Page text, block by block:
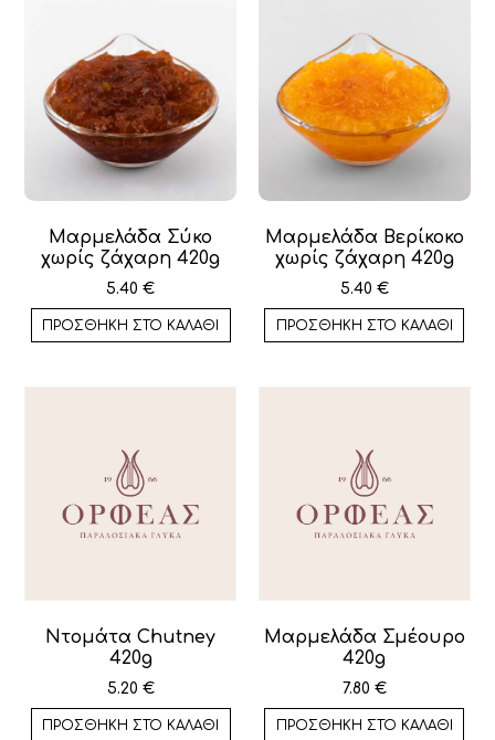
Μαρμελάδα Σύκο
χωρίς ζάχαρη 420g
5.40€
ΠΡΟΣΘΉΚΗ ΣΤΟ ΚΑΛΆΘΙ
Μαρμελάδα Βερίκοκο
χωρίς ζάχαρη 420g
5.40 €
ΠΡΟΣΘΉΚΗ ΣΤΟ ΚΑΛΆΘΙ
Ντομάτα Chutney
420g
5.20 €
ΠΡΟΣΘΉΚΗ ΣΤΟ ΚΑΛΆΘΙ
Μαρμελάδα Σμέουρο
420g
7.80 €
ΠΡΟΣΘΉΚΗ ΣΤΟ ΚΑΛΆΘΙ